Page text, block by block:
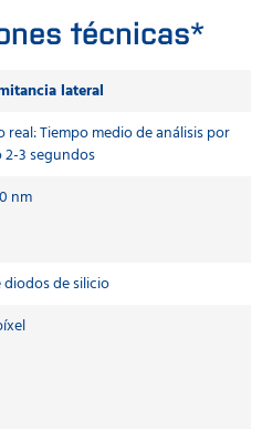
técnicas*
lateral
real: Tiempo medio de análisis por
3 segundos
nm
de silicio